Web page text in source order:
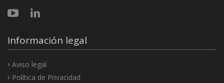
Información legal
Aviso legal
Política de Privacidad